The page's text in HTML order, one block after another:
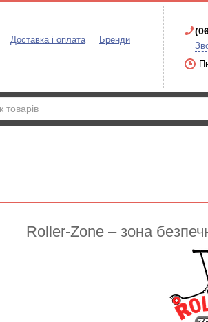
Доставка і оплата
Бренди
Roller-Zone – зона